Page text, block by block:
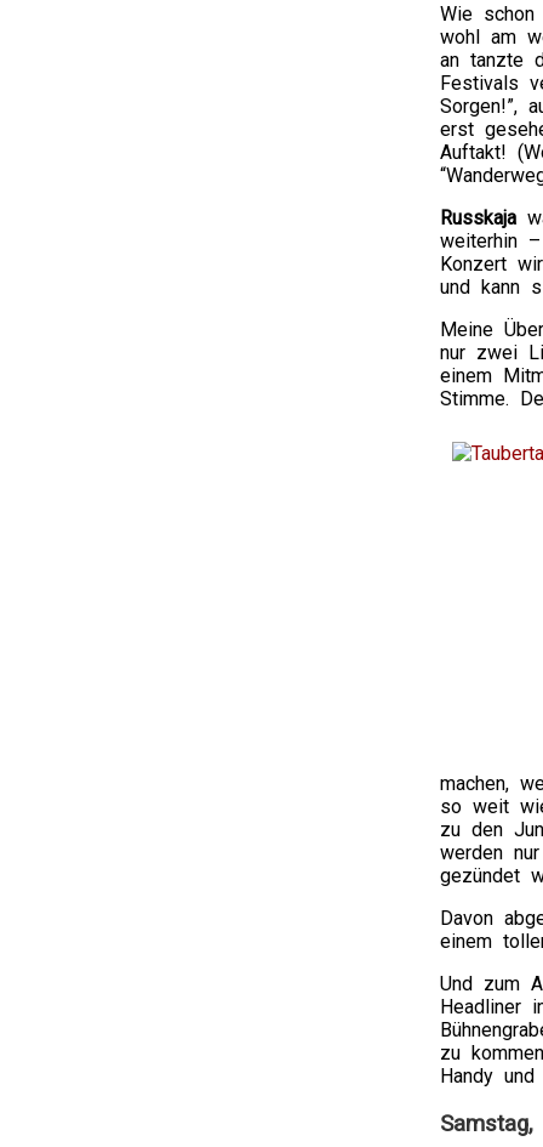
Wie
wohl am
an tanzte
Festivals
Sorgen!”,
erst
Auftakt!
Russkaja
weiterhin
Konzert
und kann
Meine
nur zwei
einem
Stimme.
machen,
so weit
zu den
werden
gezündet
Davon
einem
Und zum
Headliner
zu
Handy